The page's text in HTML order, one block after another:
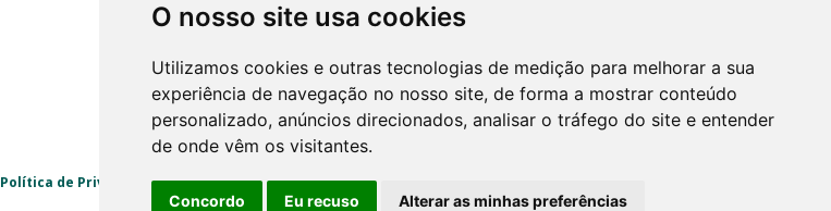
O nosso site usa cookies
Utilizamos cookies e outras tecnologias de medição para melhorar a sua
experiência de navegação no nosso site, de forma a mostrar conteúdo
personalizado, anúncios direcionados, analisar o tráfego do site e entender
de onde vêm os visitantes.
Concordo Eu recuso Alterar as minhas preferências
Turismo Rural Gerês
Política de Privacidade|Livro de Reclamações| Mapasite